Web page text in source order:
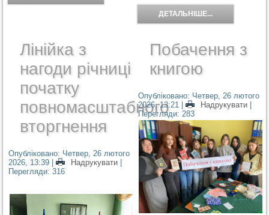
ДЕТАЛЬНІШЕ...
Лінійка з
нагоди річниці
початку
повномасштабного
вторгнення
Опубліковано: Четвер, 26 лютого
2026, 13:39 | Надрукувати
Перегляди: 316
Побачення з
книгою
Опубліковано: Четвер, 26 лютого
2026, 13:21| Надрукувати
Перегляди: 283